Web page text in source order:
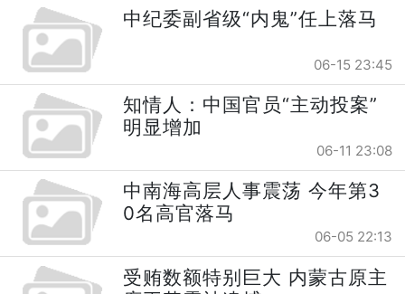
中纪委副省级“内鬼”任上落马
06-15 23:45
知情人：中国官员“主动投案”
明显增加
06-11 23:08
中南海高层人事震荡 今年第3
0名高官落马
06-05 22:13
受贿数额特别巨大 内蒙古原主